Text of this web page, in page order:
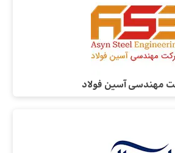
مهندسی آسین فولاد